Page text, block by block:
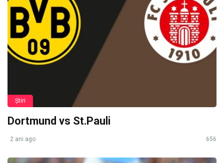
Știri
Dortmund vs St.Pauli
2 ani ago 656